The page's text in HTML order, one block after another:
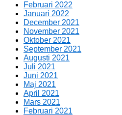
Februari 2022
Januari 2022
December 2021
November 2021
Oktober 2021
September 2021
Augusti 2021
Juli 2021
Juni 2021
Maj 2021
April 2021
Mars 2021
Februari 2021